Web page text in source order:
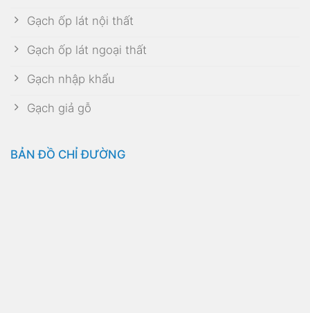
Gạch ốp lát nội thất
Gạch ốp lát ngoại thất
Gạch nhập khẩu
Gạch giả gỗ
BẢN ĐỒ CHỈ ĐƯỜNG